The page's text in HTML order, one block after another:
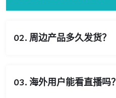
02. 周边产品多久发货？
03. 海外用户能看直播吗？